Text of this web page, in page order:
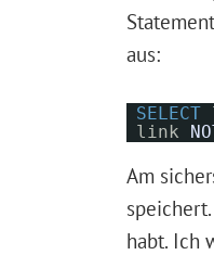
aus:
SELECT
link
Am
habt. Ich